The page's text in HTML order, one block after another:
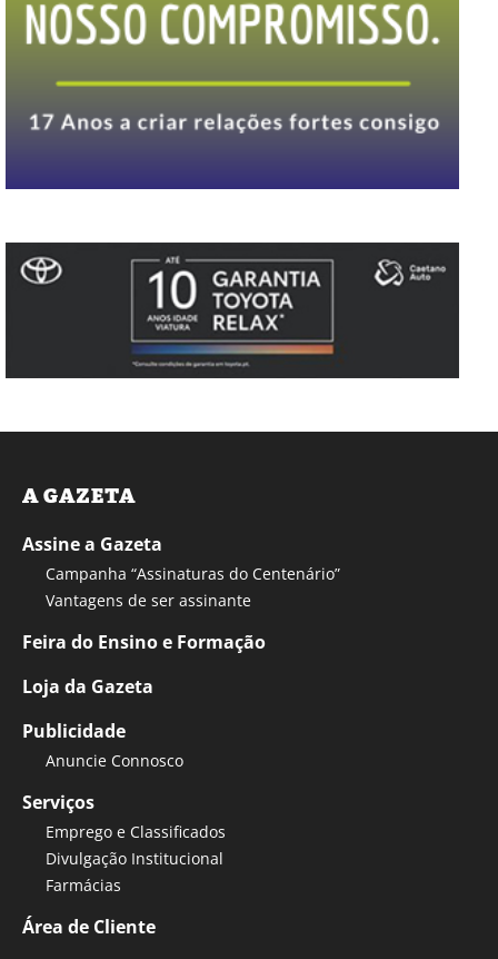
A GAZETA
Assine a Gazeta
Campanha “Assinaturas do Centenário”
Vantagens de ser assinante
Feira do Ensino e Formação
Loja da Gazeta
Publicidade
Anuncie Connosco
Serviços
Emprego e Classificados
Divulgação Institucional
Farmácias
Área de Cliente